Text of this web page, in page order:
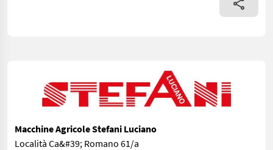
Macchine Agricole Stefani Luciano
Località Ca&#39; Romano 61/a